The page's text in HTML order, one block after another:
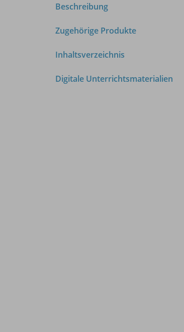
Beschreibung
Zugehörige Produkte
Inhaltsverzeichnis
Digitale Unterrichtsmaterialien